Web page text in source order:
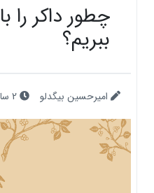
چطور داکر را
ببریم؟
امیرحسین بیگدلو